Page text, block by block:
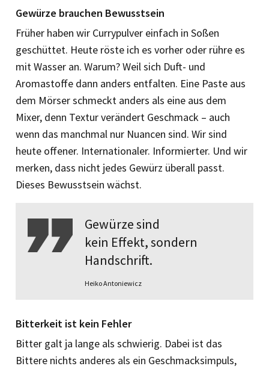
Gewürze brauchen Bewusstsein
Früher haben wir Currypulver einfach in Soßen
geschüttet. Heute röste ich es vorher oder rühre es
mit Wasser an. ­Warum? Weil sich Duft- und
Aromastoffe dann anders entfalten. Eine Paste aus
dem Mörser schmeckt anders als eine aus dem
Mixer, denn Textur verändert Geschmack – auch
wenn das manchmal nur Nuancen sind. Wir sind
heute offener. Internationaler. Informierter. Und wir
merken, dass nicht jedes Gewürz überall passt.
Dieses Bewusstsein wächst.
Gewürze sind
kein Effekt, sondern
Handschrift.
Heiko Antoniewicz
Bitterkeit ist kein Fehler
Bitter galt ja lange als schwierig. Dabei ist das
Bittere nichts anderes als ein ­Geschmacksimpuls,